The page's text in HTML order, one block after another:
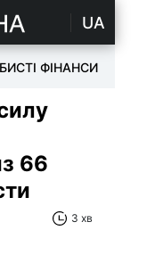
UA
ФІНАНСИ
66
3 хв